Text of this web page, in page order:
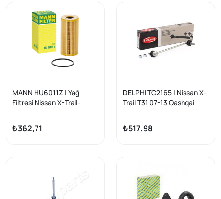
MANN HU6011Z | Yağ
Filtresi Nissan X-Trail-
IV-Trafic-Master-Kadjar-
Koleos-Talisman 1.6-2.0-
₺362,71
DELPHI TC2165 | Nissan X-
Trail T31 07-13 Qashqai
> Pathfinder 13-> Ön Sol
Z-Rot
₺517,98